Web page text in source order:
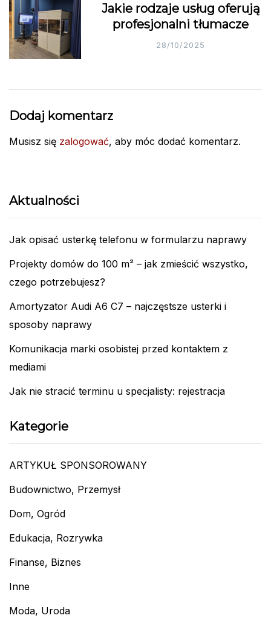
Jakie rodzaje usług oferują
profesjonalni tłumacze
28/10/2025
Dodaj komentarz
Musisz się zalogować, aby móc dodać komentarz.
Aktualności
Jak opisać usterkę telefonu w formularzu naprawy
Projekty domów do 100 m² – jak zmieścić wszystko,
czego potrzebujesz?
Amortyzator Audi A6 C7 – najczęstsze usterki i
sposoby naprawy
Komunikacja marki osobistej przed kontaktem z
mediami
Jak nie stracić terminu u specjalisty: rejestracja
Kategorie
ARTYKUŁ SPONSOROWANY
Budownictwo, Przemysł
Dom, Ogród
Edukacja, Rozrywka
Finanse, Biznes
Inne
Moda, Uroda